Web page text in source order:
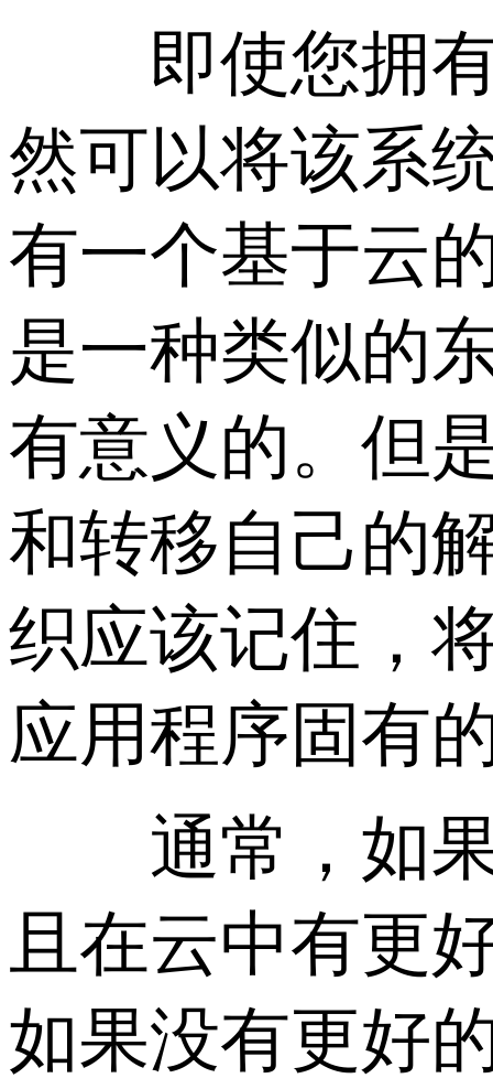
即使您拥有
然可以将该系
有一个基于云
是一种类似的
有意义的。但
和转移自己的
织应该记住，
应用程序固有
通常，如果
且在云中有更
如果没有更好